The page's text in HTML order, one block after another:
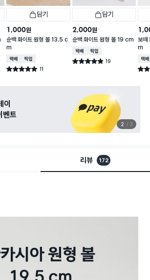
담기
1,000원
순백 화이트 원형 볼 13.5 c
m
택배배송매장픽업
별점 5.0점 11
건 작성
담기
2,000원
순백 화이트 원형 볼 19 cm
택배배송매장픽업
별점 4.9점 19
건 작성
보떼
m
택배
별점
이
벤트
2 3
리뷰 172